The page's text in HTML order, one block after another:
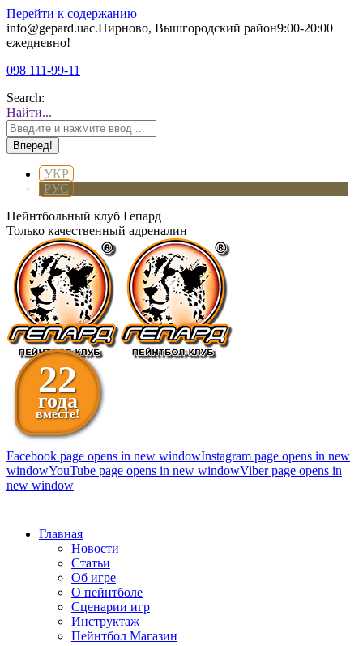
Перейти к содержанию
info@gepard.uaс.Пирново, Вышгородский район9:00-20:00
ежедневно!
098 111-99-11
Search:
Найти...
УКР
РУС
Пейнтбольный клуб Гепард
Только качественный адреналин
22
года
вместе!
Facebook page opens in new windowInstagram page opens in new
windowYouTube page opens in new windowViber page opens in
new window
Главная
Новости
Статьи
Об игре
О пейнтболе
Сценарии игр
Инструктаж
Пейнтбол Магазин